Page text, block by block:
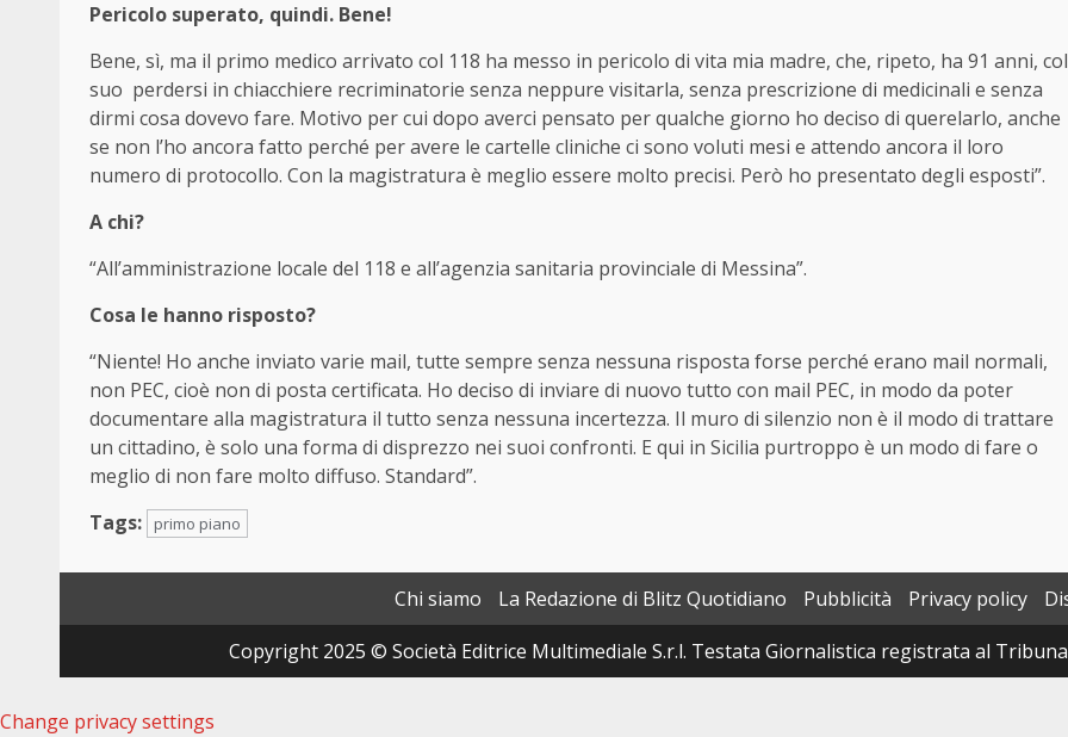
Pericolo superato, quindi. Bene!
Bene, sì, ma il primo medico arrivato col 118 ha messo in pericolo di vita mia madre, che, ripeto, ha 91 anni, col
suo perdersi in chiacchiere recriminatorie senza neppure visitarla, senza prescrizione di medicinali e senza
dirmi cosa dovevo fare. Motivo per cui dopo averci pensato per qualche giorno ho deciso di querelarlo, anche
se non l’ho ancora fatto perché per avere le cartelle cliniche ci sono voluti mesi e attendo ancora il loro
numero di protocollo. Con la magistratura è meglio essere molto precisi. Però ho presentato degli esposti”.
A chi?
“All’amministrazione locale del 118 e all’agenzia sanitaria provinciale di Messina”.
Cosa le hanno risposto?
“Niente! Ho anche inviato varie mail, tutte sempre senza nessuna risposta forse perché erano mail normali,
non PEC, cioè non di posta certificata. Ho deciso di inviare di nuovo tutto con mail PEC, in modo da poter
documentare alla magistratura il tutto senza nessuna incertezza. Il muro di silenzio non è il modo di trattare
un cittadino, è solo una forma di disprezzo nei suoi confronti. E qui in Sicilia purtroppo è un modo di fare o
meglio di non fare molto diffuso. Standard”.
Tags:
primo piano
Chi siamo La Redazione di Blitz Quotidiano Pubblicità Privacy policy
Copyright 2025 © Società Editrice Multimediale S.r.l. Testata Giornalistica registrata al
Change privacy settings